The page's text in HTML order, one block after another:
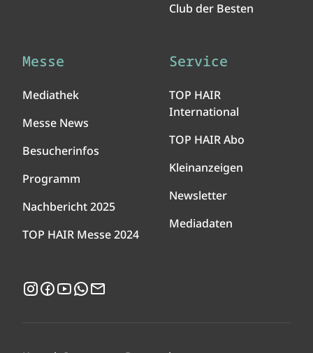
Club der Besten
Messe
Mediathek
Messe News
Besucherinfos
Programm
Nachbericht 2025
TOP HAIR Messe 2024
Service
TOP HAIR
International
TOP HAIR Abo
Kleinanzeigen
Newsletter
Mediadaten
Instagram
Facebook
YouTubeWhatsApp